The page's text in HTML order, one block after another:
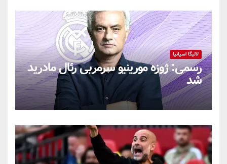
لالیگا اسپانیا
رسمی: ژوزه مورینیو سرمربی رئال مادرید
شد